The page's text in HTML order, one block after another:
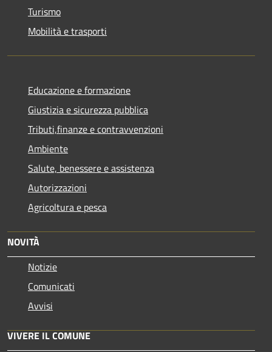
Turismo
Mobilità e trasporti
Educazione e formazione
Giustizia e sicurezza pubblica
Tributi,finanze e contravvenzioni
Ambiente
Salute, benessere e assistenza
Autorizzazioni
Agricoltura e pesca
NOVITÀ
Notizie
Comunicati
Avvisi
VIVERE IL COMUNE